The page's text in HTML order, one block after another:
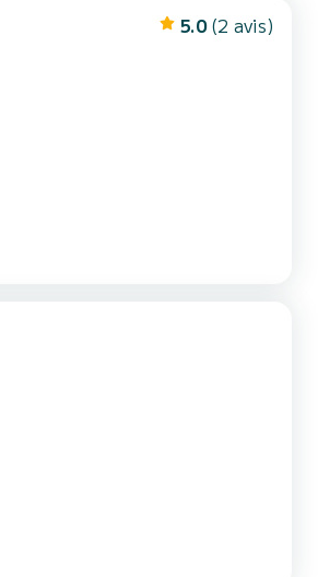
5.0 (2 avis)